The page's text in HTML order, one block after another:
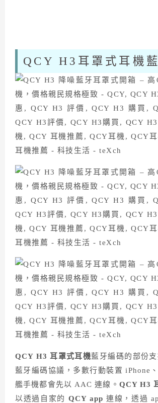
QCY H3耳罩式耳機
QCY H3 耳罩式耳機藍牙編碼的部份
藍牙編碼協議，多數行動裝置 iPhone
艦手機都會先以 AAC 連線。 QCY H3
以透過自家的 QCY app連線，透過